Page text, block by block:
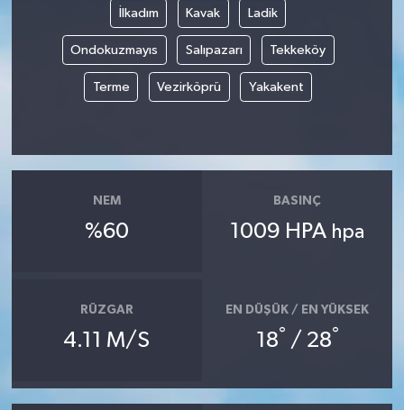
İlkadım Kavak Ladik
Ondokuzmayıs Salıpazarı Tekkeköy
Terme Vezirköprü Yakakent
NEM
%60
BASINÇ
1009 HPA hpa
RÜZGAR
4.11 M/S
EN DÜŞÜK / EN YÜKSEK
18° / 28°